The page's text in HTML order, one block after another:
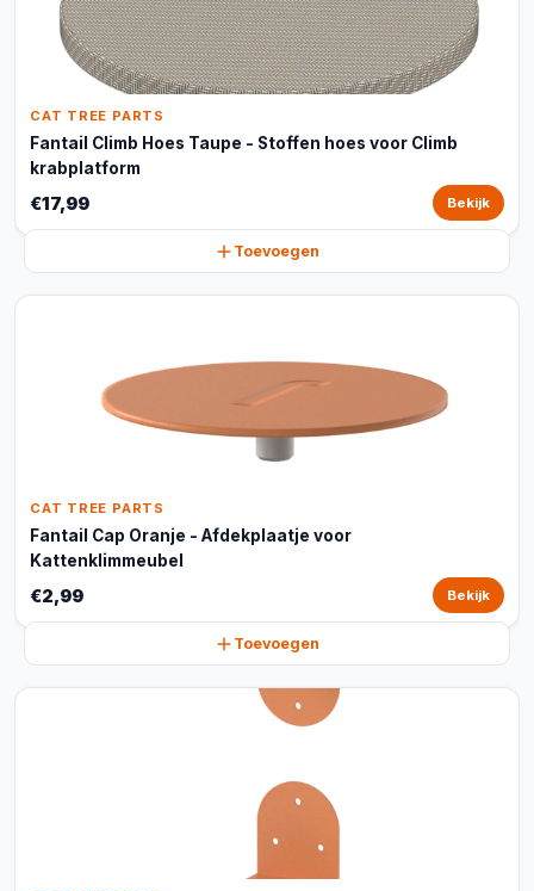
CAT TREE PARTS
Fantail Climb Hoes Taupe - Stoffen hoes voor Climb
krabplatform
€17,99 Bekijk
Toevoegen
CAT TREE PARTS
Fantail Cap Oranje - Afdekplaatje voor
Kattenklimmeubel
€2,99 Bekijk
Toevoegen